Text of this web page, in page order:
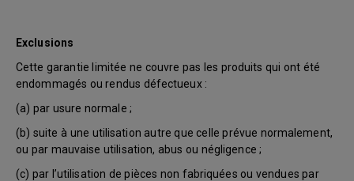
Exclusions
Cette garantie limitée ne couvre pas les produits qui ont été
endommagés ou rendus défectueux :
(a) par usure normale ;
(b) suite à une utilisation autre que celle prévue normalement,
ou par mauvaise utilisation, abus ou négligence ;
(c) par l’utilisation de pièces non fabriquées ou vendues par